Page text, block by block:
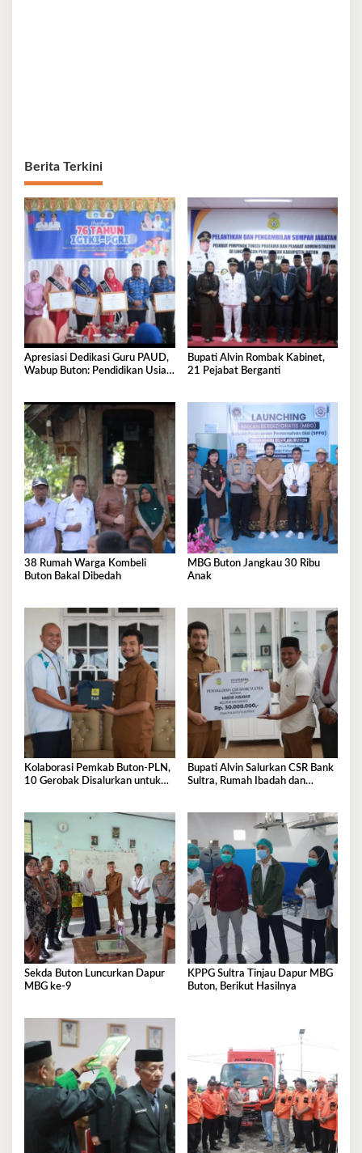
Berita Terkini
Apresiasi Dedikasi Guru PAUD,
Wabup Buton: Pendidikan Usia
Bupati Alvin Rombak Kabinet,
21 Pejabat Berganti
38 Rumah Warga Kombeli
Buton Bakal Dibedah
MBG Buton Jangkau 30 Ribu
Anak
Kolaborasi Pemkab Buton-PLN,
10 Gerobak Disalurkan untuk
Bupati Alvin Salurkan CSR Bank
Sultra, Rumah Ibadah dan
Sekda Buton Luncurkan Dapur
MBG ke-9
KPPG Sultra Tinjau Dapur MBG
Buton, Berikut Hasilnya